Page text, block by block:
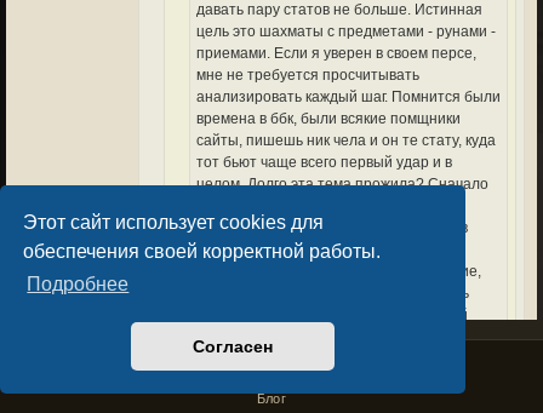
Этот сайт использует cookies для
обеспечения своей корректной работы.
Подробнее
Согласен
давать пару статов не больше. Истинная
цель это шахматы с предметами - рунами -
приемами. Если я уверен в своем персе,
мне не требуется просчитывать
анализировать каждый шаг. Помнится были
времена в ббк, были всякие помщники
сайты, пишешь ник чела и он те стату, куда
тот бьют чаще всего первый удар и в
целом. Долго эта тема прожила? Сначало
удары игрока, а в итоге превратилось в
скуку, что в последствии и пофиксили.
Моя точка зрение пока что лишь мнение,
потому что ну вот оч не хочется делать
разрез блок головы и ног, это странный
блок в априоре.
даже ничего выщитывать. Против игрока со
Privacy PolicyLicense Agreement
Copyright © Sacralium Games 2023-
Блог